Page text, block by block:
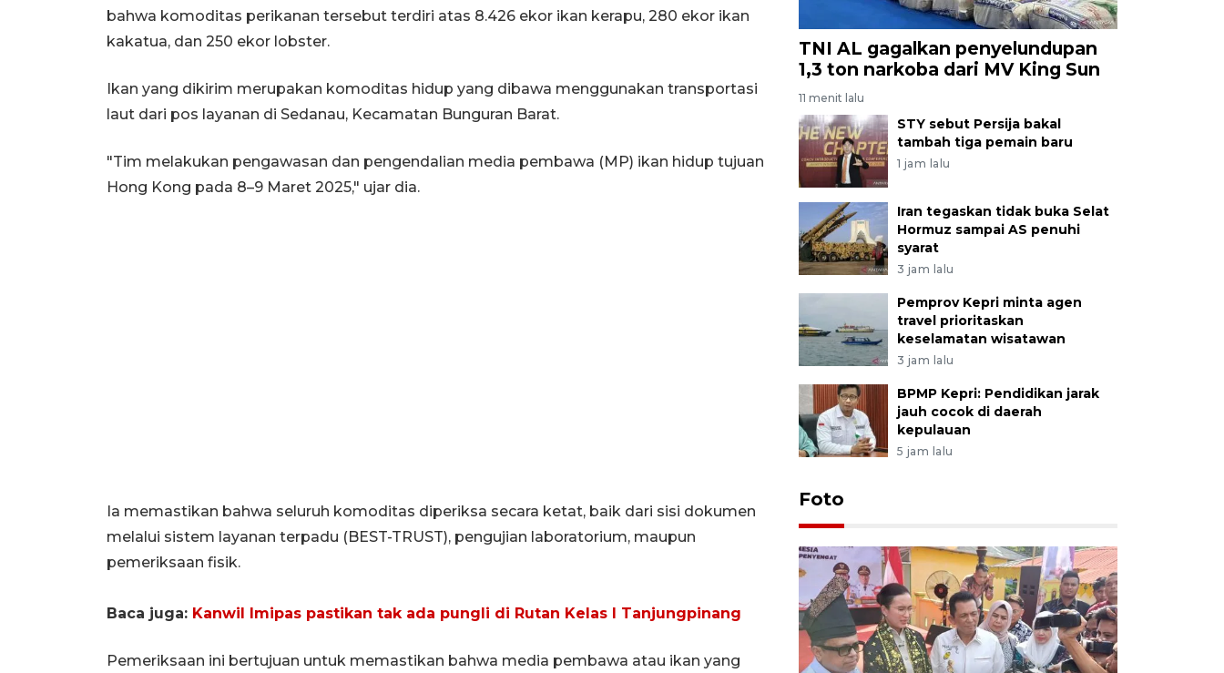
bahwa komoditas perikanan tersebut terdiri atas 8.426 ekor ikan kerapu, 280 ekor ikan
kakatua, dan 250 ekor lobster.
Ikan yang dikirim merupakan komoditas hidup yang dibawa menggunakan transportasi
laut dari pos layanan di Sedanau, Kecamatan Bunguran Barat.
"Tim melakukan pengawasan dan pengendalian media pembawa (MP) ikan hidup tujuan
Hong Kong pada 8–9 Maret 2025," ujar dia.
Ia memastikan bahwa seluruh komoditas diperiksa secara ketat, baik dari sisi dokumen
melalui sistem layanan terpadu (BEST-TRUST), pengujian laboratorium, maupun
pemeriksaan fisik.
Baca juga: Kanwil Imipas pastikan tak ada pungli di Rutan Kelas I Tanjungpinang
Pemeriksaan ini bertujuan untuk memastikan bahwa media pembawa atau ikan yang
TNI AL gagalkan penyelundupan
1,3 ton narkoba dari MV King Sun
11 menit lalu
STY sebut Persija bakal
tambah tiga pemain baru
1 jam lalu
Iran tegaskan tidak buka Selat
Hormuz sampai AS penuhi
syarat
3 jam lalu
Pemprov Kepri minta agen
travel prioritaskan
keselamatan wisatawan
3 jam lalu
BPMP Kepri: Pendidikan jarak
jauh cocok di daerah
kepulauan
5 jam lalu
Foto